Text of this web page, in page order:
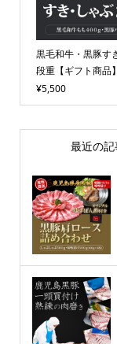
黒毛和牛・黒豚す
段重【ギフト商品】
¥5,500
最近の記